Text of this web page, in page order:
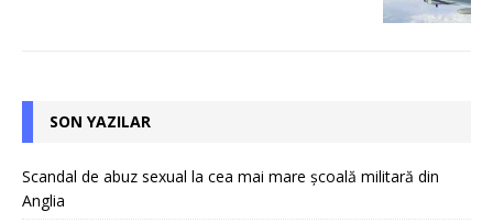
SON YAZILAR
Scandal de abuz sexual la cea mai mare școală militară din
Anglia